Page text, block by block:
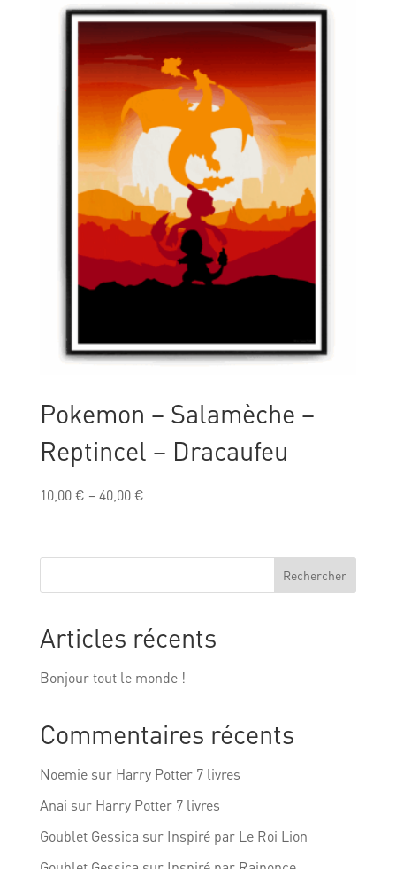
Pokemon – Salamèche –
Reptincel – Dracaufeu
10,00€ –40,00€
Rechercher
Articles récents
Bonjour tout le monde !
Commentaires récents
Noemiesur Harry Potter 7 livres
Anai sur Harry Potter 7 livres
Goublet Gessica sur Inspiré par Le Roi Lion